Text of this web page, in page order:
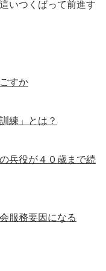
いつくばって前進す
すか
練」とは？
兵役が４０歳まで続
服務要因になる